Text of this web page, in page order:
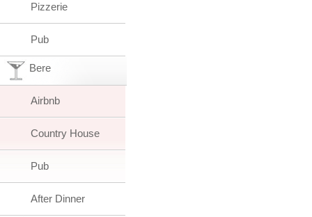
Pizzerie
Pub
Bere
Airbnb
Country House
Pub
After Dinner